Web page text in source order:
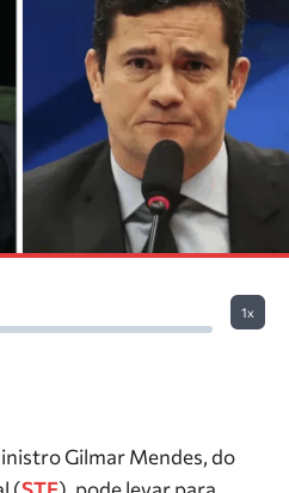
1x
Gilmar Mendes, do